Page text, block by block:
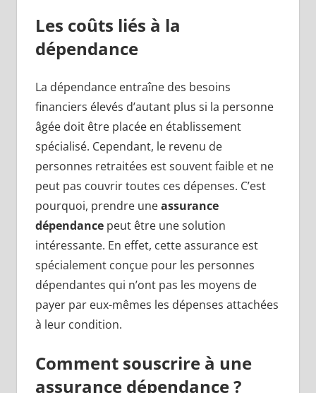
Les coûts liés à la
dépendance
La dépendance entraîne des besoins
financiers élevés d’autant plus si la personne
âgée doit être placée en établissement
spécialisé. Cependant, le revenu de
personnes retraitées est souvent faible et ne
peut pas couvrir toutes ces dépenses. C’est
pourquoi, prendre uneassurance
dépendancepeut être une solution
intéressante. En effet, cette assurance est
spécialement conçue pour les personnes
dépendantes qui n’ont pas les moyens de
payer par eux-mêmes les dépenses attachées
à leur condition.
Comment souscrire à une
assurance dépendance ?